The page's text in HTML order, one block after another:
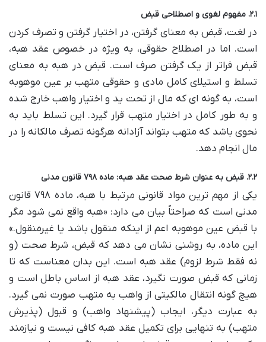
۲.۱. مفهوم لغوی و اصطلاحی قبض
در لغت، قبض به معنای گرفتن، در اختیار گرفتن و تصرف کردن
است. اما در اصطلاح حقوقی، به ویژه در خصوص عقد هبه،
قبض فراتر از یک گرفتن صرف است. قبض در هبه به معنای
تسلط و استیلای کامل مادی و حقوقی متهب بر عین موهوبه
است، به گونه ای که مال از تحت ید و اختیار واهب خارج شده
و به طور کامل در اختیار متهب قرار گیرد. این تسلط باید به
نحوی باشد که متهب بتواند آزادانه هرگونه تصرف مالکانه را در
مال انجام دهد.
۲.۲. قبض به عنوان شرط صحت عقد هبه: ماده ۷۹۸ قانون مدنی
یکی از مهم ترین مواد قانونی مرتبط با هبه، ماده ۷۹۸ قانون
مدنی است که صراحتاً بیان می دارد: «هبه واقع نمی شود مگر
با قبض عین موهوبه اعم از اینکه منقول باشد یا غیرمنقول.»
این ماده، به روشنی نشان می دهد که قبض، شرط صحت (و
نه فقط شرط لزوم) عقد هبه است. این بدان معناست که تا
زمانی که قبض صورت نگیرد، عقد هبه از اساس باطل است و
هیچ گونه انتقال مالکیتی از واهب به متهب صورت نمی گیرد.
به عبارت دیگر، ایجاب (پیشنهاد واهب) و قبول (پذیرش
متهب) به تنهایی برای تکمیل عقد هبه کافی نیست و نیازمند